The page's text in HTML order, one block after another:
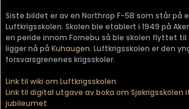
Siste bildet er av en Northrop F-5B som står på
Luftkrigsskolen. Skolen ble etablert i 1949 på
en peride innom Fornebu så ble skolen flyttet til
ligger nå på Kuhaugen. Luftkrigsskolen er den
forsvarsgrenenes krigsskoler.
Link til wiki om Luftkrigsskolen
Link til digital utgave av boka om Sjøkrigsskolen
jubileumet